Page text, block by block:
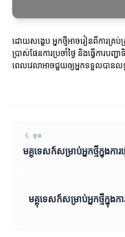
ដោយសង្ខេប អ្នកថ្មីអាចរៀនពីការគ្រ
ប្រាស់ផែនការប្រចាំថ្ងៃ និងធ្វើការប
ពេលវេលាអាចជួយឲ្យអ្នកទទួលបានលទ្
មុន
មគ្គុទេសក៍សម្រាប់អ្នកថ្មីក្នុងកា
មគ្គុទេសក៍សម្រាប់អ្នកថ្មីក្នុ